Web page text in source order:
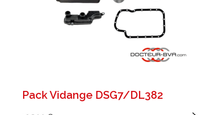
Pack Vidange DSG7/DL382